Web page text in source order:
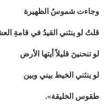
وجاءت شموسُ الظهيرة
قلتُ لو ينثني القيدُ في قامةِ
لو تنحنينَ قليلاً أيتها الأرض
لو ينثني الخيط بيني وبين
طقوس الخليقة».